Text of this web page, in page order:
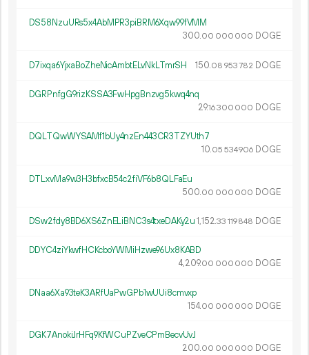
DS58NzuURs5x4AbMPR3piBRM6Xqw99fVMM
300.00 000 000 DOGE
D7ixqa6YjxaBoZheNicAmbtELvNkLTmrSH 150.08 953782 DOGE
DGRPnfgG9rizKSSA3FwHpgBnzvg5kwq4nq
29.16300 000 DOGE
DQLTQwWYSAMf1bUy4nzEn443CR3TZYUth7
10.05 534906 DOGE
DTLxvMa9w3H3bfxcB54c2fiVF6b8QLFaEu
500.00 000 000 DOGE
DSw2fdy8BD6XS6ZnELiBNC3s4txeDAKy2u1 152.33 119848 DOGE
DDYC4ziYkwfHCKcboYWMiHzwe96Ux8KABD
4 209.00 000 000 DOGE
DNaa6Xa93teK3ARfUaPwGPb1wUUi8cmvxp
154.00 000 000 DOGE
DGK7AnokiJrHFq9KfWCuPZveCPmBecvUvJ
200.00 000 000 DOGE